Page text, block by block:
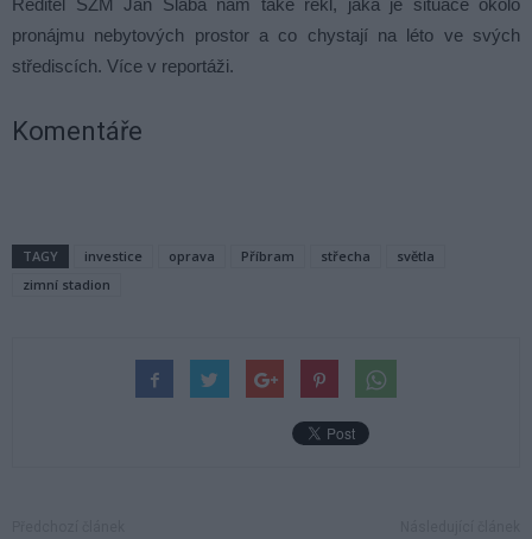
pronájmu nebytových prostor a co chystají na léto ve svých
střediscích. Více v reportáži.
Komentáře
TAGY investice oprava Příbram střecha
světla
zimní stadion